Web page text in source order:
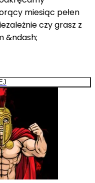
miesiąc pełen
czy grasz z
&ndash;